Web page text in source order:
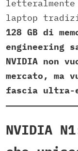
laptop
128 GB di
engineering
NVIDIA non
mercato, ma
fascia ultra-
NVIDIA